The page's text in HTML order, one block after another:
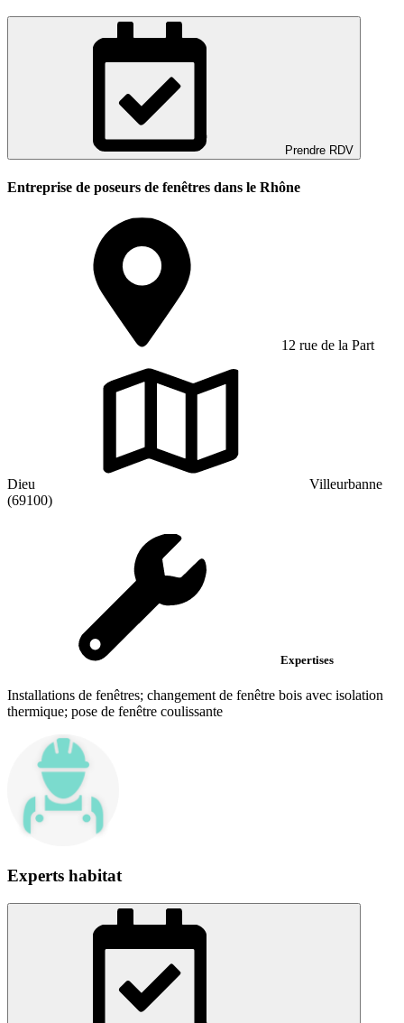
Prendre RDV
Entreprise de poseurs de fenêtres dans le Rhône
12 rue de la Part
Dieu
Villeurbanne
(69100)
Expertises
Installations de fenêtres; changement de fenêtre bois avec isolation
thermique; pose de fenêtre coulissante
Experts habitat